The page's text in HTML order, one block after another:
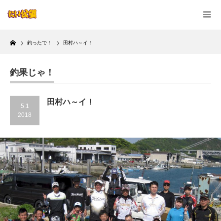
Home
釣ったで！ 田村ハ～イ！
釣果じゃ！
5.1
2018
田村ハ～イ！